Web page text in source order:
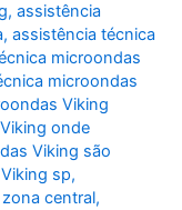
,assistência
,assistência técnica
microondas
microondas
Viking
onde
Viking são
sp,
central,